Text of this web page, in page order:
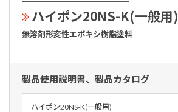
ハイポン20NS-K(一般用)
無溶剤形変性エポキシ樹脂塗料
製品使用説明書、製品カタログ
ハイポン20NS-K(一般用)